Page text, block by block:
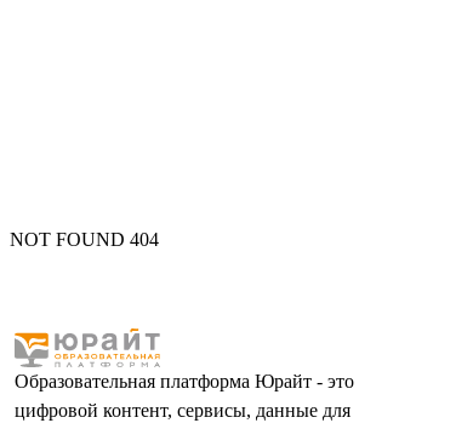
NOT FOUND 404
Образовательная платформа Юрайт - это
цифровой контент, сервисы, данные для